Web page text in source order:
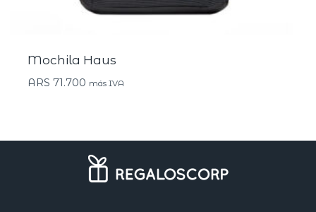
Mochila Haus
ARS 71.700 más IVA